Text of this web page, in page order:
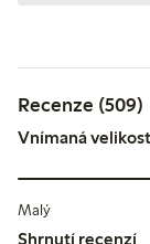
Recenze (509)
Vnímaná velikost
Malý
Shrnutí recenzí